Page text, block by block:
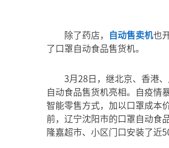
除了药店， 自动售卖机也
了口罩自动食品售货机。
3月28日，继北京、香港
自动食品售货机亮相。自疫情
智能零售方式，加以口罩成本
前，辽宁沈阳市的口罩自动食
隆嘉超市、小区门口安装了近